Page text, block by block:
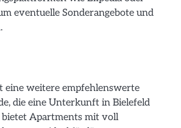
eventuelle Sonderangebote und
eine weitere empfehlenswerte
die eine Unterkunft in Bielefeld
bietet Apartments mit voll